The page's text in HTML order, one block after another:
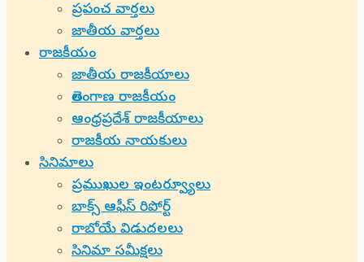
ప్రపంచ వార్తలు
జాతీయ వార్తలు
రాజకీయం
జాతీయ రాజకీయాలు
తెలంగాణ రాజకీయం
ఆంధ్రప్రదేశ్ రాజకీయాలు
రాజకీయ నాయకులు
సినిమాలు
ప్రముఖుల ఇంటర్వ్యూలు
బాక్స్ ఆఫీస్ రిపోర్ట్
రాబోయే విడుదలలు
సినిమా సమీక్షలు